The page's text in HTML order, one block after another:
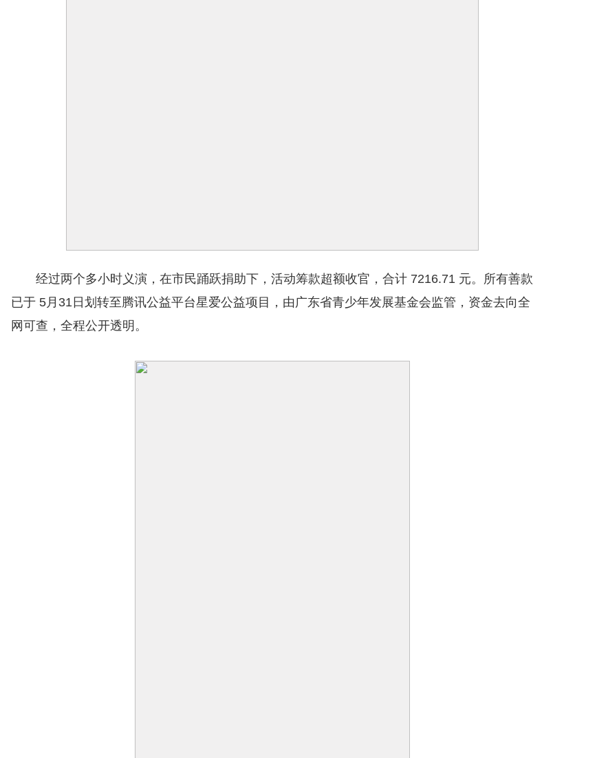
经过两个多小时义演，在市民踊跃捐助下，活动筹款超额收官，合计 7216.71 元。所有善款
已于 5月31日划转至腾讯公益平台星爱公益项目，由广东省青少年发展基金会监管，资金去向全
网可查，全程公开透明。